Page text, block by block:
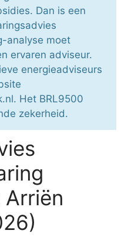
Dan is een
analyse moet
ervaren adviseur.
energieadviseurs
Het BRL9500
zekerheid.